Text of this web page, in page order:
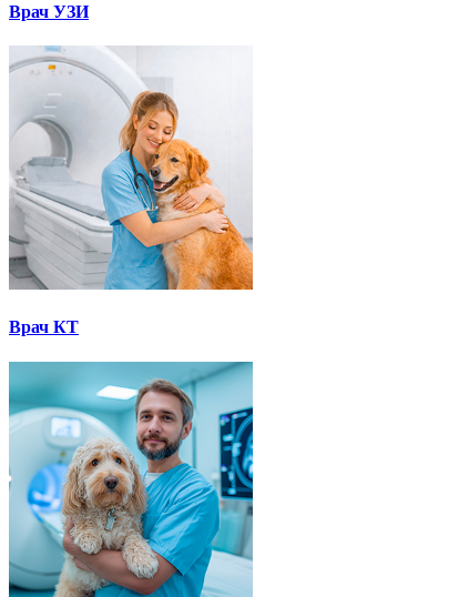
Врач УЗИ
Врач КТ